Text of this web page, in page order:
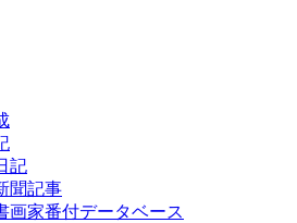
記
聞記事
画家番付データベース